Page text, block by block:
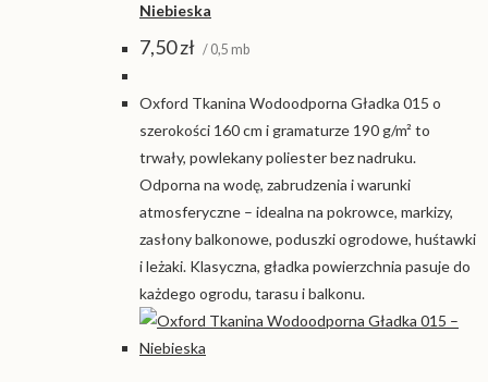
Niebieska
7,50zł / 0,5 mb
Oxford Tkanina Wodoodporna Gładka 015 o
szerokości 160 cm i gramaturze 190 g/m² to
trwały, powlekany poliester bez nadruku.
Odporna na wodę, zabrudzenia i warunki
atmosferyczne – idealna na pokrowce, markizy,
zasłony balkonowe, poduszki ogrodowe, huśtawki
i leżaki. Klasyczna, gładka powierzchnia pasuje do
każdego ogrodu, tarasu i balkonu.